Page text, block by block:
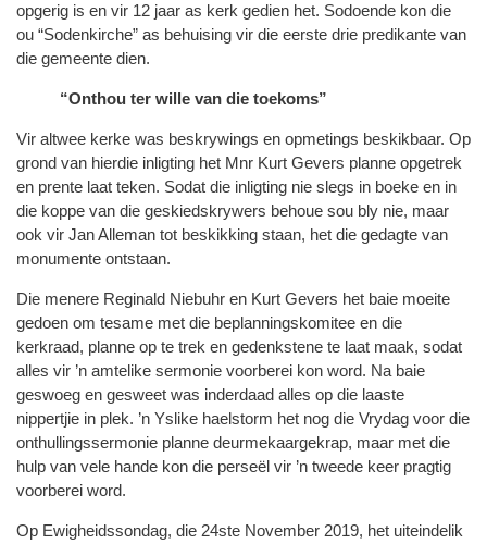
opgerig is en vir 12 jaar as kerk gedien het. Sodoende kon die
ou “Sodenkirche” as behuising vir die eerste drie predikante van
die gemeente dien.
“Onthou ter wille van die toekoms”
Vir altwee kerke was beskrywings en opmetings beskikbaar. Op
grond van hierdie inligting het Mnr Kurt Gevers planne opgetrek
en prente laat teken. Sodat die inligting nie slegs in boeke en in
die koppe van die geskiedskrywers behoue sou bly nie, maar
ook vir Jan Alleman tot beskikking staan, het die gedagte van
monumente ontstaan.
Die menere Reginald Niebuhr en Kurt Gevers het baie moeite
gedoen om tesame met die beplanningskomitee en die
kerkraad, planne op te trek en gedenkstene te laat maak, sodat
alles vir ’n amtelike sermonie voorberei kon word. Na baie
geswoeg en gesweet was inderdaad alles op die laaste
nippertjie in plek. ’n Yslike haelstorm het nog die Vrydag voor die
onthullingssermonie planne deurmekaargekrap, maar met die
hulp van vele hande kon die perseël vir ’n tweede keer pragtig
voorberei word.
Op Ewigheidssondag, die 24ste November 2019, het uiteindelik